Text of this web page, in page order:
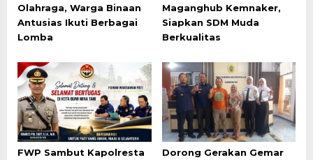
Olahraga, Warga Binaan
Antusias Ikuti Berbagai
Lomba
Maganghub Kemnaker,
Siapkan SDM Muda
Berkualitas
FWP Sambut Kapolresta
Dorong Gerakan Gemar